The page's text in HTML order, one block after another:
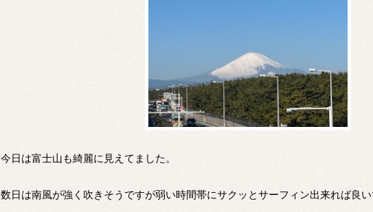
今日は富士山も綺麗に見えてました。
数日は南風が強く吹きそうですが弱い時間帯にサクッとサーフィン出来れば良い